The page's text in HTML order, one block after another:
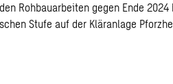
Rohbauarbeiten gegen Ende 2024
Stufe auf der Kläranlage